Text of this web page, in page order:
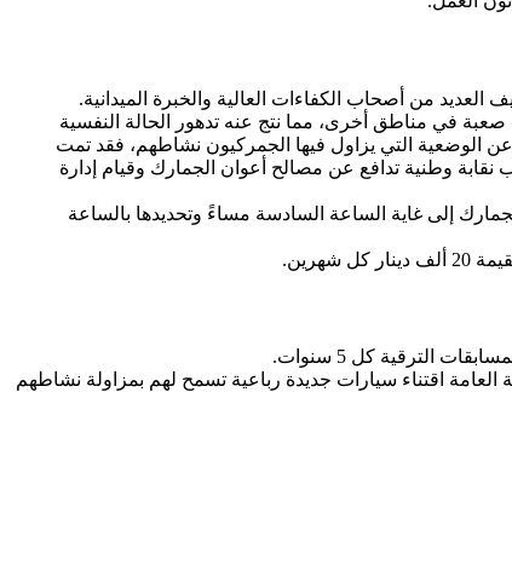
من أصحاب الكفاءات العالية والخبرة الميدانية.
في مناطق أخرى، مما نتج عنه تدهور الحالة النفسية
الوضعية التي يزاول فيها الجمركيون نشاطهم، فقد تمت
يعيق مهامهم ويأتي هذا التهميش في ظل غياب نقابة وطنية تدافع عن مصالح أعوان الجمارك وقيام إدارة
المتعلّقة بضرورة عمل إطارات الجمارك إلى غاية الساعة السادسة مساءً وتحديدها بالساعة
العامة اقتناء سيارات جديدة رباعية تسمح لهم بمزاولة نشاطهم